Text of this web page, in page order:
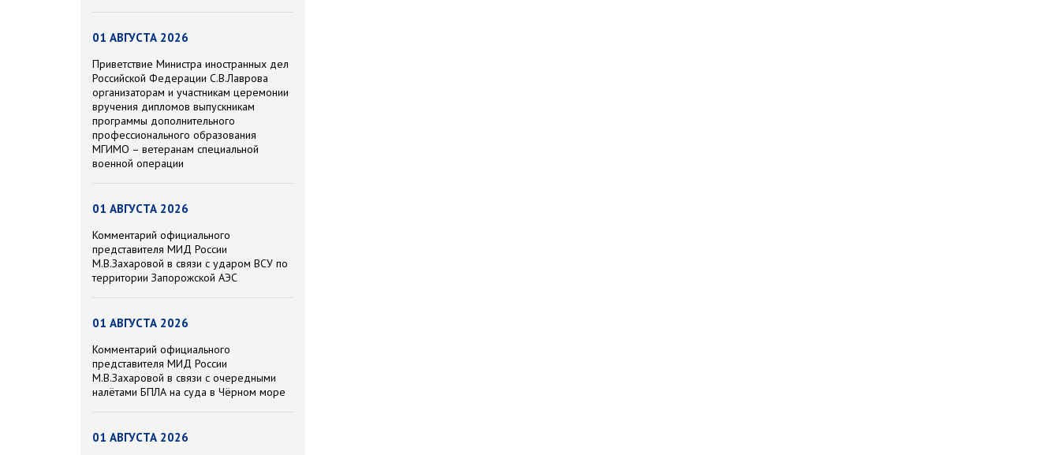
01 АВГУСТА 2026
Приветствие Министра иностранных дел
Российской Федерации С.В.Лаврова
организаторам и участникам церемонии
вручения дипломов выпускникам
программы дополнительного
профессионального образования
МГИМО – ветеранам специальной
военной операции
01 АВГУСТА 2026
Комментарий официального
представителя МИД России
М.В.Захаровой в связи с ударом ВСУ по
территории Запорожской АЭС
01 АВГУСТА 2026
Комментарий официального
представителя МИД России
М.В.Захаровой в связи с очередными
налётами БПЛА на суда в Чёрном море
01 АВГУСТА 2026